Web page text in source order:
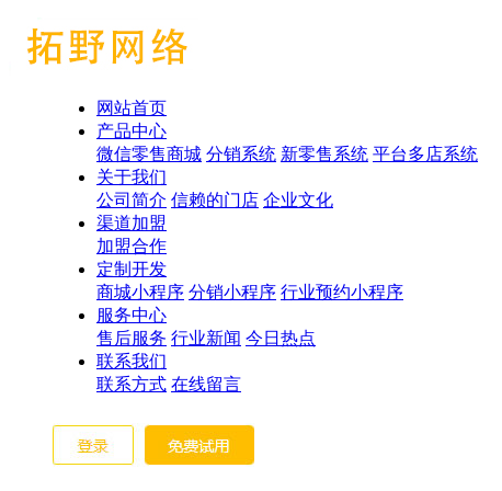
网站首页
产品中心
微信零售商城 分销系统 新零售系统 平台多店系统
关于我们
公司简介 信赖的门店 企业文化
渠道加盟
加盟合作
定制开发
商城小程序 分销小程序 行业预约小程序
服务中心
售后服务 行业新闻 今日热点
联系我们
联系方式 在线留言